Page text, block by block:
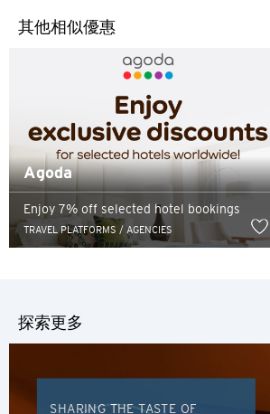
其他相似優惠
Agoda
Enjoy 7% off selected hotel bookings
TRAVEL PLATFORMS / AGENCIES
探索更多
SHARING THE TASTE OF
您即將離開花旗環
站，前往合作廠商
外部網站。
合作廠商所經營的網站均由各合作廠商自
證，持卡人對於網站上所提供服務內容有
作廠商尋求協助。
語言
熱門城市
熱門城市
曼谷, Thailand
雪梨, Australia